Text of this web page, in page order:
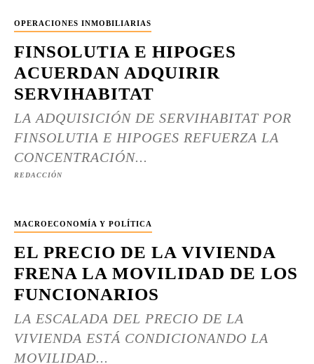
OPERACIONES INMOBILIARIAS
FINSOLUTIA E HIPOGES
ACUERDAN ADQUIRIR
SERVIHABITAT
LA ADQUISICIÓN DE SERVIHABITAT POR
FINSOLUTIA E HIPOGES REFUERZA LA
CONCENTRACIÓN...
REDACCIÓN
MACROECONOMÍA Y POLÍTICA
EL PRECIO DE LA VIVIENDA
FRENA LA MOVILIDAD DE LOS
FUNCIONARIOS
LA ESCALADA DEL PRECIO DE LA
VIVIENDA ESTÁ CONDICIONANDO LA
MOVILIDAD...